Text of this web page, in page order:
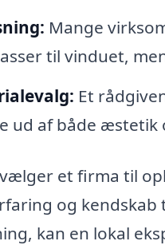
Mange
til vinduet,
Et
ud af både
et firma til
og kendskab
kan en lokal